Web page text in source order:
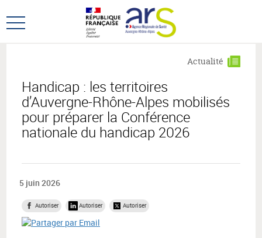
au
menu
au
contenu
Ouvrir
Handicap : les territoires
d’Auvergne-Rhône-Alpes mobilisés
pour préparer la Conférence
nationale du handicap 2026
Actualité
5 juin 2026
Autoriser Autoriser Autoriser